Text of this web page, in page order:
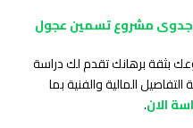
جدوى مشروع تسمين عجول
بثقة برهانك تقدم لك دراسة
المالية والفنية بما
الان.